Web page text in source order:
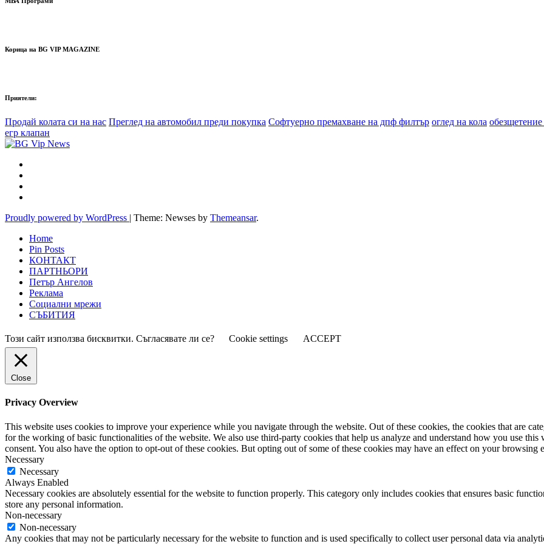
Корица на BG VIP MAGAZINE
Приятели:
Продай колата си на нас Преглед на автомобил преди покупка Софтуерно премахване на дпф филтър оглед на кола
егр клапан
Proudly powered by WordPress | Theme: Newses by Themeansar.
Home
Pin Posts
КОНТАКТ
ПАРТНЬОРИ
Петър Ангелов
Реклама
Социални мрежи
СЪБИТИЯ
Този сайт използва бисквитки. Съгласявате ли се? Cookie settings ACCEPT
Close
Privacy Overview
This website uses cookies to improve your experience while you navigate through the website. Out of these cookies, the cookies that are
for the working of basic functionalities of the website. We also use third-party cookies that help us analyze and understand how you use
consent. You also have the option to opt-out of these cookies. But opting out of some of these cookies may have an effect on your browsing
Necessary
Necessary
Always Enabled
Necessary cookies are absolutely essential for the website to function properly. This category only includes cookies that ensures basic
store any personal information.
Non-necessary
Non-necessary
Any cookies that may not be particularly necessary for the website to function and is used specifically to collect user personal data via